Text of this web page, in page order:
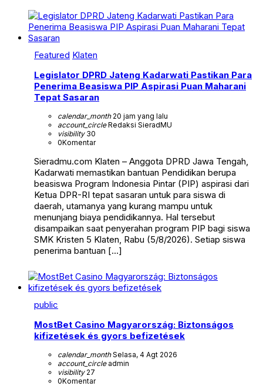
Featured Klaten
Legislator DPRD Jateng Kadarwati Pastikan Para
Penerima Beasiswa PIP Aspirasi Puan Maharani
Tepat Sasaran
calendar_month20 jam yang lalu
account_circleRedaksi SieradMU
visibility30
0Komentar
Sieradmu.com Klaten – Anggota DPRD Jawa Tengah,
Kadarwati memastikan bantuan Pendidikan berupa
beasiswa Program Indonesia Pintar (PIP) aspirasi dari
Ketua DPR-RI tepat sasaran untuk para siswa di
daerah, utamanya yang kurang mampu untuk
menunjang biaya pendidikannya. Hal tersebut
disampaikan saat penyerahan program PIP bagi siswa
SMK Kristen 5 Klaten, Rabu (5/8/2026). Setiap siswa
penerima bantuan […]
public
MostBet Casino Magyarország: Biztonságos
kifizetések és gyors befizetések
calendar_monthSelasa, 4 Agt 2026
account_circleadmin
visibility27
0Komentar